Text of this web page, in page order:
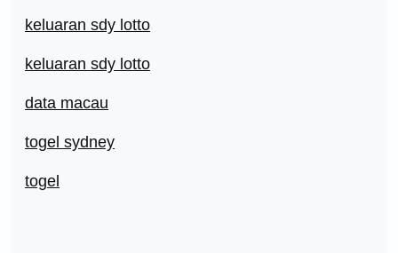
keluaran sdy lotto
keluaran sdy lotto
data macau
togel sydney
togel